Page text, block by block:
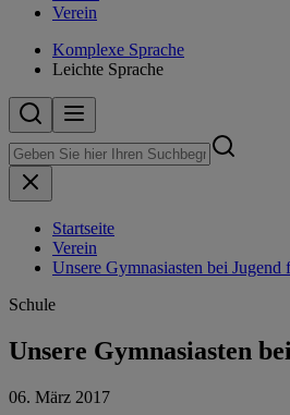
Verein
Komplexe Sprache
Leichte Sprache
Startseite
Verein
Unsere Gymnasiasten bei Jugend
Schule
Unsere Gymnasiasten
06. März 2017